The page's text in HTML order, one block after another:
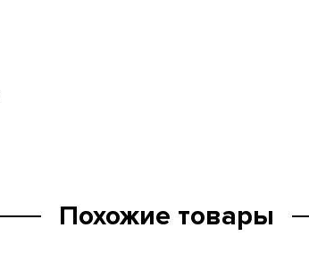
Похожие товары